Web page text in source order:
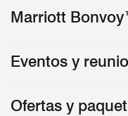
Marriott
Eventos y
Ofertas y